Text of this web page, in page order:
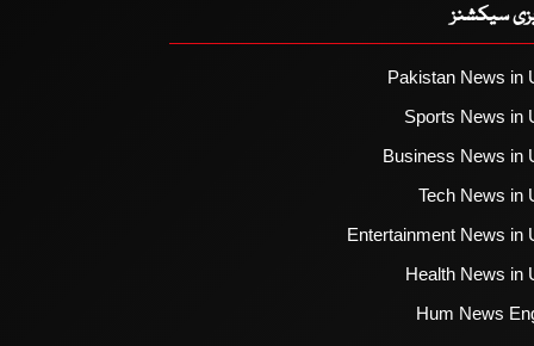
سیکشنز
Pakistan News in
Sports News in
Business News in
Tech News in
Entertainment News in
Health News in
Hum News